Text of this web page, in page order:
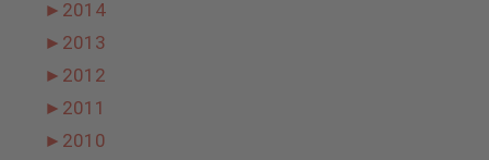
► 2014
► 2013
► 2012
► 2011
► 2010